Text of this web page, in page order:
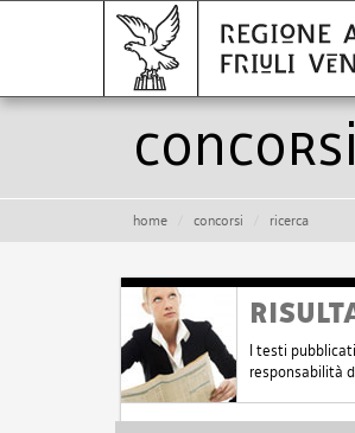
Concorsi
home concorsi ricerca
I testi
responsabilità